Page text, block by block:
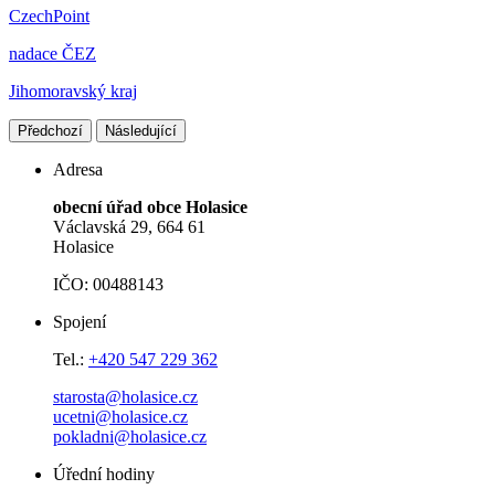
CzechPoint
nadace ČEZ
Jihomoravský kraj
Předchozí Následující
Adresa
obecní úřad obce Holasice
Václavská 29, 664 61
Holasice
IČO: 00488143
Spojení
Tel.: +420 547 229 362
starosta@holasice.cz
ucetni@holasice.cz
pokladni@holasice.cz
Úřední hodiny